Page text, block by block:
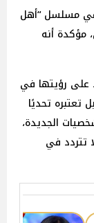
في مسلسل “أهل
مؤكدة أنه
على رؤيتها في
تعتبره تحديًا
الجديدة،
تتردد في